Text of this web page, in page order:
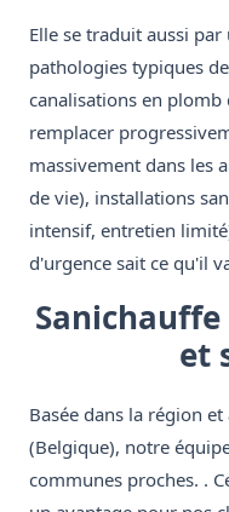
Elle se traduit aussi
pathologies typiques
canalisations en plomb
remplacer
massivement dans les
de vie), installations
intensif, entretien
d'urgence sait ce qu'il
et
Basée dans la région
(Belgique), notre
communes proches. .